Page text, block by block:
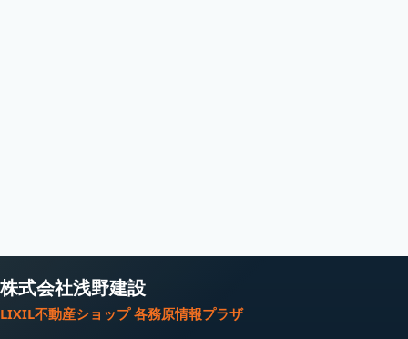
株式会社浅野建設
LIXIL不動産ショップ 各務原情報プラザ